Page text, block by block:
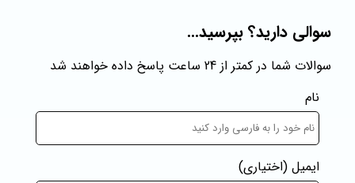
سوالی دارید؟ بپرسید...
سوالات شما در کمتر از 24 ساعت پاسخ داده خواهند شد
نام
ایمیل (اختیاری)